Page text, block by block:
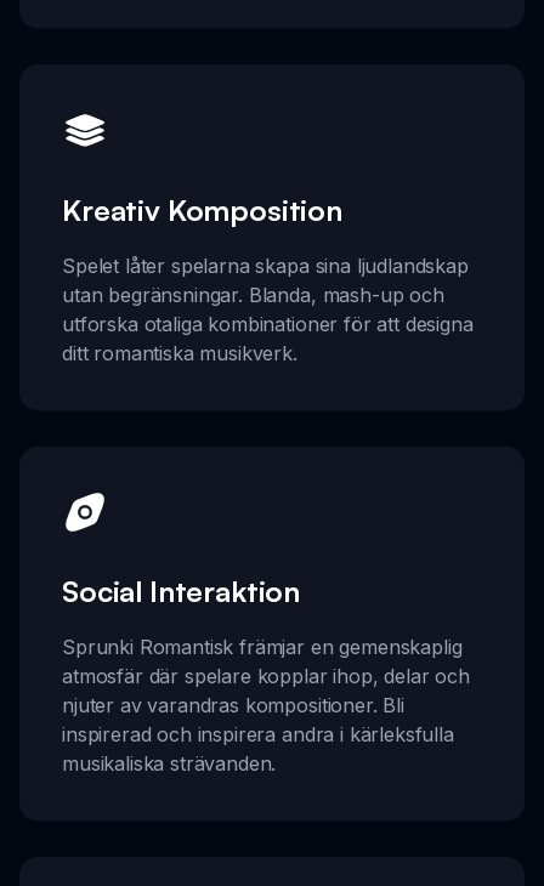
Kreativ Komposition
Spelet låter spelarna skapa sina ljudlandskap
utan begränsningar. Blanda, mash-up och
utforska otaliga kombinationer för att designa
ditt romantiska musikverk.
Social Interaktion
Sprunki Romantisk främjar en gemenskaplig
atmosfär där spelare kopplar ihop, delar och
njuter av varandras kompositioner. Bli
inspirerad och inspirera andra i kärleksfulla
musikaliska strävanden.